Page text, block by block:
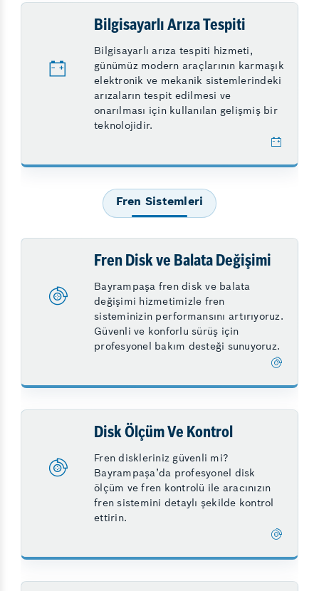
Bilgisayarlı Arıza Tespiti
Bilgisayarlı arıza tespiti hizmeti,
günümüz modern araçlarının karmaşık
elektronik ve mekanik sistemlerindeki
arızaların tespit edilmesi ve
onarılması için kullanılan gelişmiş bir
teknolojidir.
Fren Sistemleri
Fren Disk ve Balata Değişimi
Bayrampaşa fren disk ve balata
değişimi hizmetimizle fren
sisteminizin performansını artırıyoruz.
Güvenli ve konforlu sürüş için
profesyonel bakım desteği sunuyoruz.
Disk Ölçüm Ve Kontrol
Fren diskleriniz güvenli mi?
Bayrampaşa’da profesyonel disk
ölçüm ve fren kontrolü ile aracınızın
fren sistemini detaylı şekilde kontrol
ettirin.